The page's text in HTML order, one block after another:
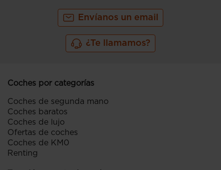
Envíanos un email
¿Te llamamos?
Coches por categorías
Coches de segunda mano
Coches baratos
Coches de lujo
Ofertas de coches
Coches de KM0
Renting